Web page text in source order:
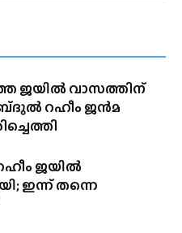
ജയിൽ വാസത്തിന്
റഹീം ജൻമ
ജയിൽ
ഇന്ന് തന്നെ